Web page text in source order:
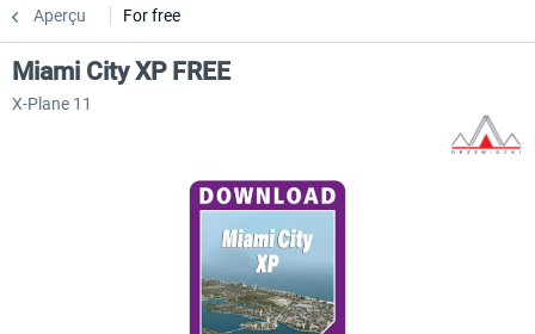
Aperçu For free
Miami City XP FREE
X-Plane 11